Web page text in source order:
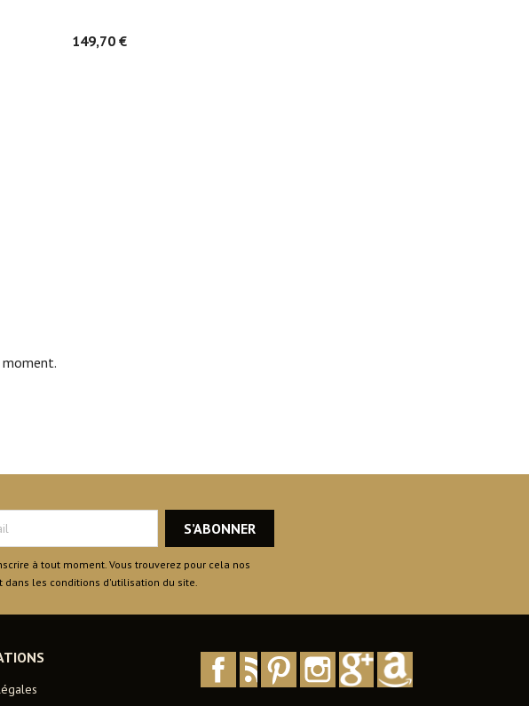
149,70 €
moment.
à tout moment. Vous trouverez pour cela nos
dans les conditions d'utilisation du site.
Facebook
Rss PinterestInstagramTikTok